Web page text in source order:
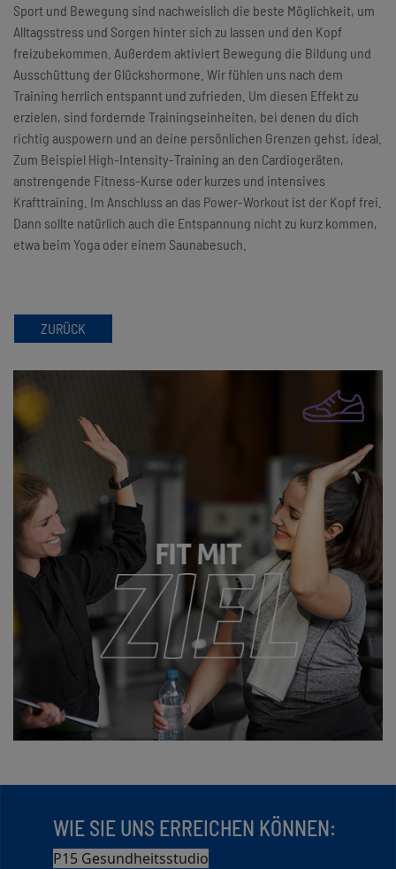
Sport und Bewegung sind nachweislich die beste Möglichkeit, um
Alltagsstress und Sorgen hinter sich zu lassen und den Kopf
freizubekommen. Außerdem aktiviert Bewegung die Bildung und
Ausschüttung der Glückshormone. Wir fühlen uns nach dem
Training herrlich entspannt und zufrieden. Um diesen Effekt zu
erzielen, sind fordernde Trainingseinheiten, bei denen du dich
richtig auspowern und an deine persönlichen Grenzen gehst, ideal.
Zum Beispiel High-Intensity-Training an den Cardiogeräten,
anstrengende Fitness-Kurse oder kurzes und intensives
Krafttraining. Im Anschluss an das Power-Workout ist der Kopf frei.
Dann sollte natürlich auch die Entspannung nicht zu kurz kommen,
etwa beim Yoga oder einem Saunabesuch.
ZURÜCK
WIE SIE UNS ERREICHEN KÖNNEN:
P15 Gesundheitsstudio